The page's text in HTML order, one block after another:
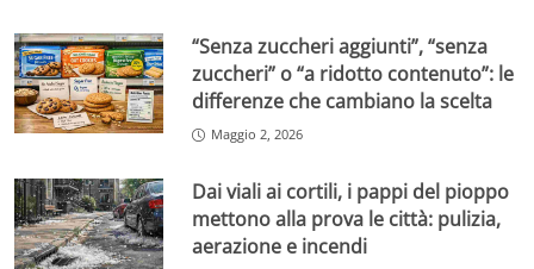
“Senza zuccheri aggiunti”, “senza
zuccheri” o “a ridotto contenuto”: le
differenze che cambiano la scelta
Maggio 2, 2026
Dai viali ai cortili, i pappi del pioppo
mettono alla prova le città: pulizia,
aerazione e incendi